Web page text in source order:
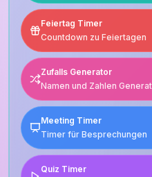
Feiertag Timer
Countdown zu Feiertagen
Zufalls Generator
Namen und Zahlen
Meeting Timer
Timer für Besprechungen
Quiz Timer